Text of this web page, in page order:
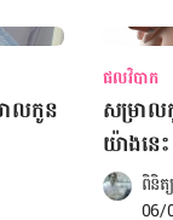
ាលកូន
ផលវិបាក
សម្រាល
យ៉ាងនេះ
ពិនិ
06/